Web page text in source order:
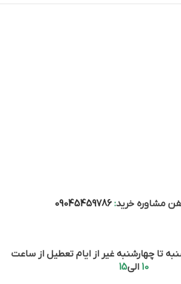
مشاوره خرید:
09045459786
تا چهارشنبه غیر از ایام تعطیل از ساعت
10 الی15